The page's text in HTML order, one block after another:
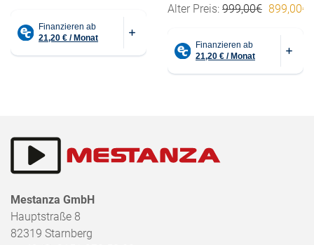
Alter Preis: 999,00€ 899,00€
Mestanza GmbH
Hauptstraße 8
82319 Starnberg